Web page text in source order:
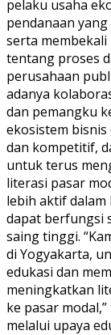
pelaku usaha
pendanaan
serta
tentang proses
perusahaan
adanya
dan pemangku
ekosistem bisnis
dan kompetitif,
untuk terus
literasi pasar
lebih aktif dalam
dapat berfungsi
saing tinggi.
di Yogyakarta,
edukasi dan
meningkatkan
ke pasar
melalui upaya